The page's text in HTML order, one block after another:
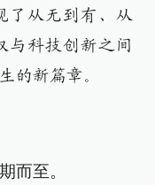
了从无到有、从
与科技创新之间
的新篇章。
而至。